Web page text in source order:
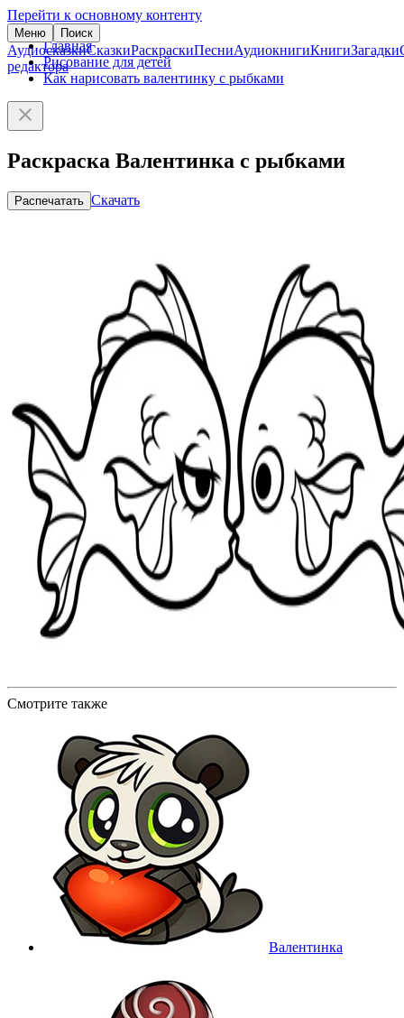
Перейти к основному контенту
Меню Поиск
АудиосказкиСказкиРаскраскиПесниАудиокнигиКнигиЗагадки
редактора
Главная
Рисование для детей
Как нарисовать валентинку с рыбками
Раскраска Валентинка с рыбками
Распечатать Скачать
Смотрите также
Валентинка